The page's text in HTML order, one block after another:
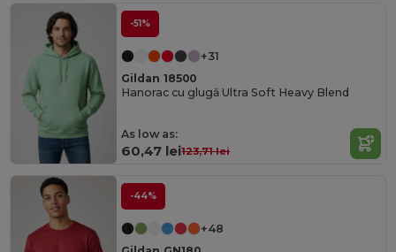
-51%
+31
Gildan 18500
Hanorac cu glugă Ultra Soft Heavy Blend
As low as:
60,47 lei123,71 lei
-44%
+48